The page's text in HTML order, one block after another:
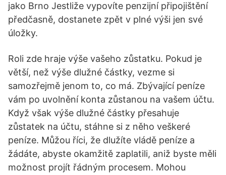
jako Brno Jestliže vypovíte penzijní připojištění
předčasně, dostanete zpět v plné výši jen své
úložky.
Roli zde hraje výše vašeho zůstatku. Pokud je
větší, než výše dlužné částky, vezme si
samozřejmě jenom to, co má. Zbývající peníze
vám po uvolnění konta zůstanou na vašem účtu.
Když však výše dlužné částky přesahuje
zůstatek na účtu, stáhne si z něho veškeré
peníze. Můžou říci, že dlužíte vládě peníze a
žádáte, abyste okamžitě zaplatili, aniž byste měli
možnost projít řádným procesem. Mohou